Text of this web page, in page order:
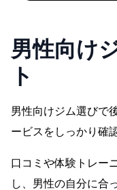
男性向け
ト
男性向けジム選びで
ービスをしっかり確
口コ ミや体験トレー
し、男性の自分に合